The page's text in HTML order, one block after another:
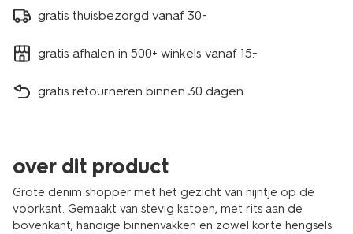
gratis thuisbezorgd vanaf 30.-
gratis afhalen in 500+ winkels vanaf 15.-
gratis retourneren binnen 30 dagen
over dit product
Grote denim shopper met het gezicht van nijntje op de
voorkant. Gemaakt van stevig katoen, met rits aan de
bovenkant, handige binnenvakken en zowel korte hengsels